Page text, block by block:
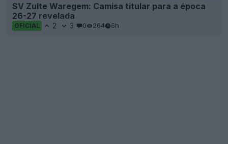
SV Zulte Waregem: Camisa titular para a época
26-27 revelada
OFICIAL 2 3 0 264 6h